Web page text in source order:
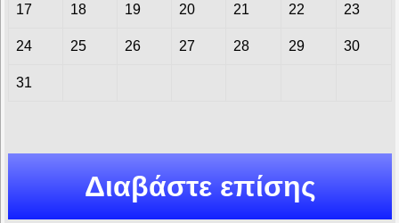
17 18 19 20 21 22 23
24 25 26 27 28 29 30
31
Διαβάστε επίσης